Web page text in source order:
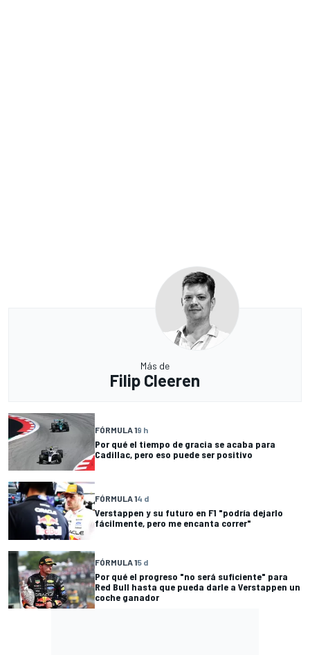
Más de
Filip Cleeren
FÓRMULA 19 h
Por qué el tiempo de gracia se acaba para
Cadillac, pero eso puede ser positivo
FÓRMULA 14 d
Verstappen y su futuro en F1 "podría dejarlo
fácilmente, pero me encanta correr"
FÓRMULA 15 d
Por qué el progreso "no será suficiente" para
Red Bull hasta que pueda darle a Verstappen un
coche ganador